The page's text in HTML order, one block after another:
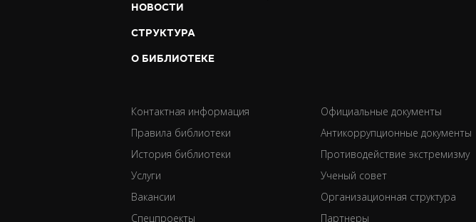
НОВОСТИ
СТРУКТУРА
О БИБЛИОТЕКЕ
Контактная информация
Правила библиотеки
История библиотеки
Услуги
Вакансии
Спецпроекты
Официальные документы
Антикоррупционные документы
Противодействие экстремизму
Ученый совет
Организационная структура
Партнеры